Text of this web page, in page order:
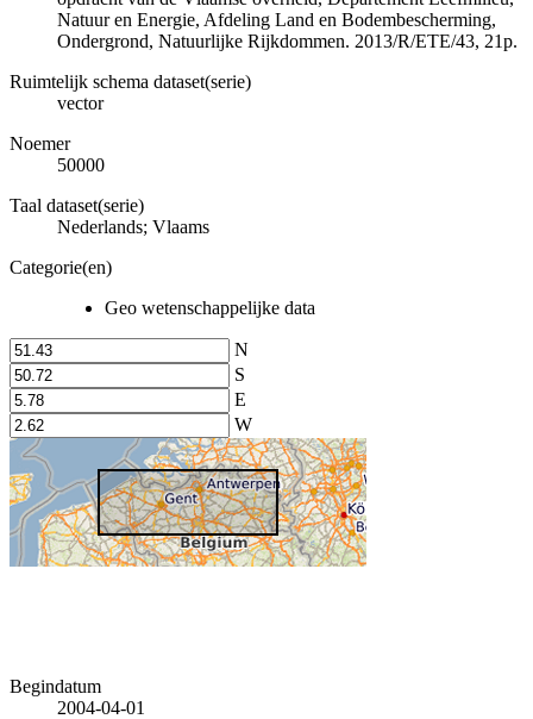
Natuur en Energie, Afdeling Land en Bodembescherming,
Ondergrond, Natuurlijke Rijkdommen. 2013/R/ETE/43, 21p.
Ruimtelijk schema dataset(serie)
vector
Noemer
50000
Taal dataset(serie)
Nederlands; Vlaams
Categorie(en)
Geo wetenschappelijke data
N
S
E
W
Begindatum
2004-04-01